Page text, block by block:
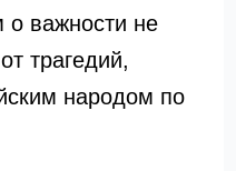
о важности не
трагедий,
народом по